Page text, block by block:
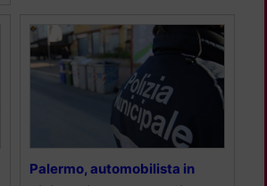
Palermo, automobilista in